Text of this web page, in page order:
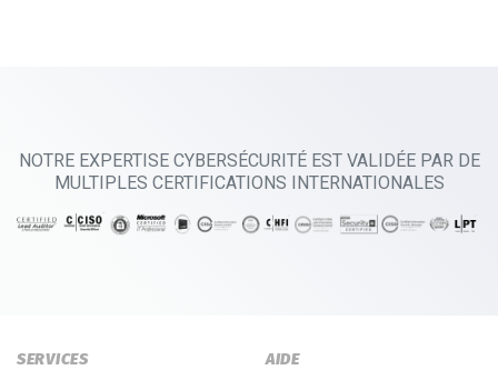
NOTRE EXPERTISE CYBERSÉCURITÉ EST VALIDÉE PAR DE
MULTIPLES CERTIFICATIONS INTERNATIONALES
SERVICES AIDE